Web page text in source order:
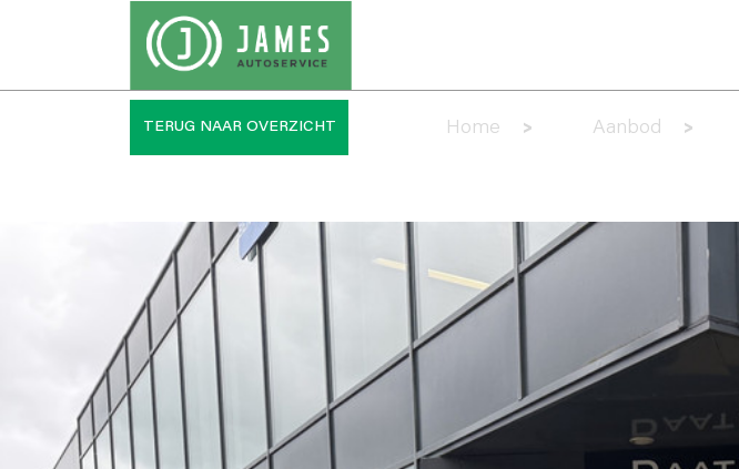
TERUG NAAR OVERZICHT Home > Aanbod >